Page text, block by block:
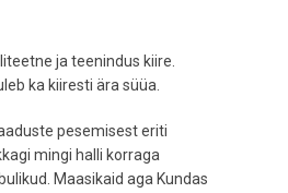
ja teenindus kiire.
ka kiiresti ära süüa.
pesemisest eriti
mingi halli korraga
Maasikaid aga Kundas